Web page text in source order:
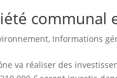
communal
, Informations
va réaliser des